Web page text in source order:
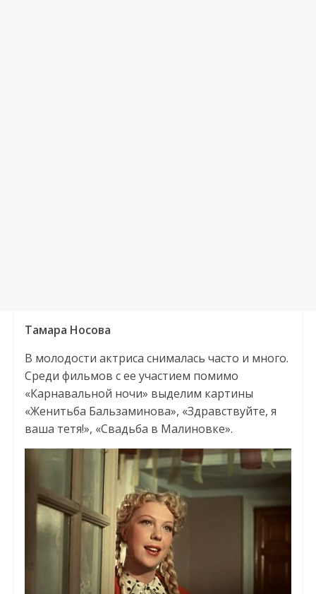
Тамара Носова
В молодости актриса снималась часто и много.
Среди фильмов с ее участием помимо
«Карнавальной ночи» выделим картины
«Женитьба Бальзаминова», «Здравствуйте, я
ваша тетя!», «Свадьба в Малиновке».